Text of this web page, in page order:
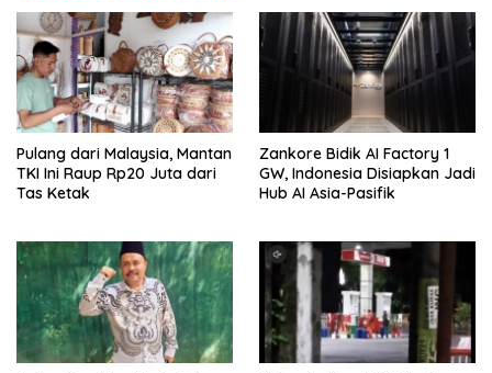
Pulang dari Malaysia, Mantan
TKI Ini Raup Rp20 Juta dari
Tas Ketak
Zankore Bidik AI Factory 1
GW, Indonesia Disiapkan Jadi
Hub AI Asia-Pasifik